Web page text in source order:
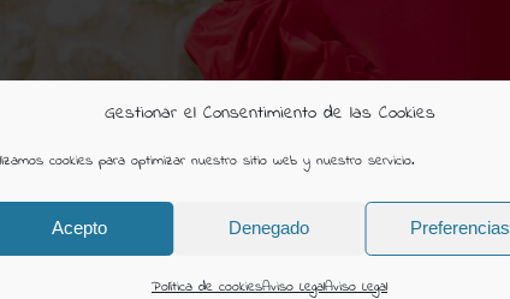
Gestionar el Consentimiento de las Cookies
cookies para optimizar nuestro sitio web y nuestro servicio.
Acepto Denegado Preferencias
Política de cookiesAviso LegalAviso Legal